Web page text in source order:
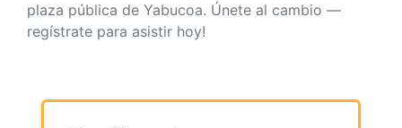
plaza pública de Yabucoa. Únete al cambio —
regístrate para asistir hoy!